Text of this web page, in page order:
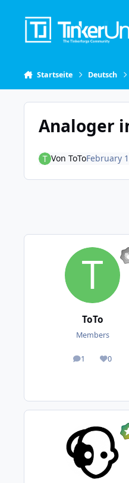
Startseite Deutsch
Analoger
Von ToToFebruary
ToTo
Members
1
posts 0